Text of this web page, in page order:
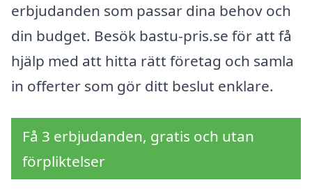
erbjudanden som passar dina behov och
din budget. Besök bastu-pris.se för att få
hjälp med att hitta rätt företag och samla
in offerter som gör ditt beslut enklare.
Få 3 erbjudanden, gratis och utan
förpliktelser